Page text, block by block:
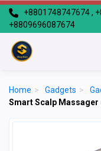
+8801748747674 ,
+8809696087674
Home > Gadgets >
Smart Scalp